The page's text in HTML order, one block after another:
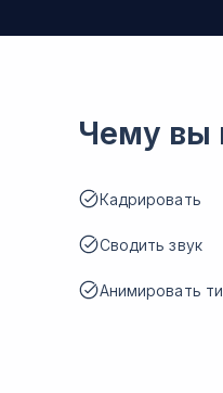
Чему вы
Кадрировать
Сводить звук
Анимировать